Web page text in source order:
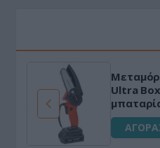
Ultra